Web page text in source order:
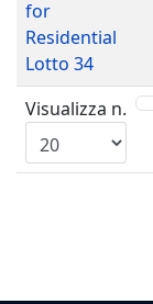
Visualizza n.
for
Residential
Lotto 34